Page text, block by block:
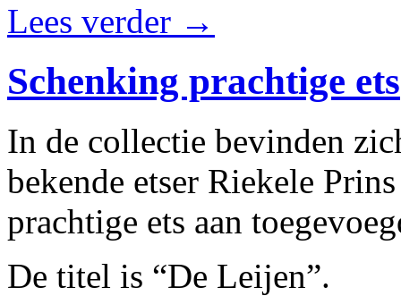
Lees verder →
Schenking prachtige ets
In de collectie bevinden
bekende etser Riekele
prachtige ets aan
De titel is “De Leijen”.